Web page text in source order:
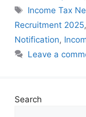
Tags
Income Tax
Recruitment 2025,
Notification,
Leave a
Search